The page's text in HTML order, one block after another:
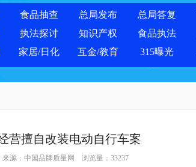
食品抽查 总局发布 总局答复
执法探讨 知识产权 食品执法
家居/日化 互金/教育 315曝光
营擅自改装电动自行车案
源： 中国品牌质量网 浏览量： 33237